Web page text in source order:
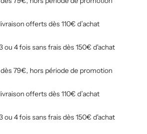
offerts dès 110€ d’achat
ou 4 fois sans frais dès 150€ d'achat
79€, hors période de promotion
offerts dès 110€ d’achat
ou 4 fois sans frais dès 150€ d'achat